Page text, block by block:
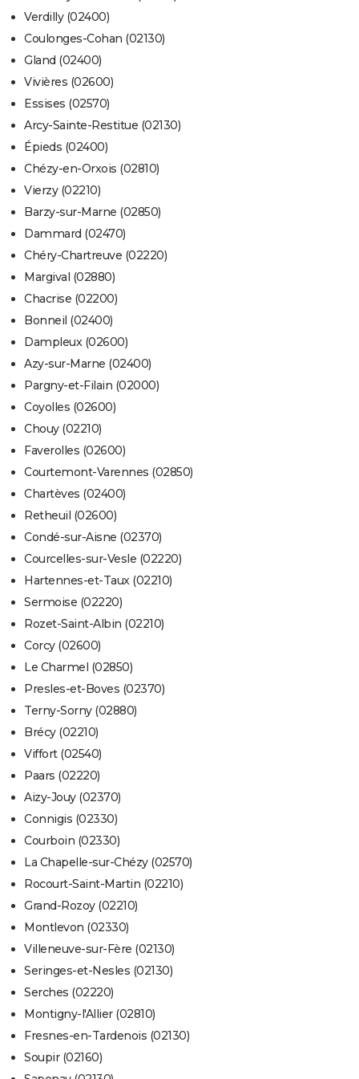
Verdilly (02400)
Coulonges-Cohan (02130)
Gland (02400)
Vivières (02600)
Essises (02570)
Arcy-Sainte-Restitue (02130)
Épieds (02400)
Chézy-en-Orxois (02810)
Vierzy (02210)
Barzy-sur-Marne (02850)
Dammard (02470)
Chéry-Chartreuve (02220)
Margival (02880)
Chacrise (02200)
Bonneil (02400)
Dampleux (02600)
Azy-sur-Marne (02400)
Pargny-et-Filain (02000)
Coyolles (02600)
Chouy (02210)
Faverolles (02600)
Courtemont-Varennes (02850)
Chartèves (02400)
Retheuil (02600)
Condé-sur-Aisne (02370)
Courcelles-sur-Vesle (02220)
Hartennes-et-Taux (02210)
Sermoise (02220)
Rozet-Saint-Albin (02210)
Corcy (02600)
Le Charmel (02850)
Presles-et-Boves (02370)
Terny-Sorny (02880)
Brécy (02210)
Viffort (02540)
Paars (02220)
Aizy-Jouy (02370)
Connigis (02330)
Courboin (02330)
La Chapelle-sur-Chézy (02570)
Rocourt-Saint-Martin (02210)
Grand-Rozoy (02210)
Montlevon (02330)
Villeneuve-sur-Fère (02130)
Seringes-et-Nesles (02130)
Serches (02220)
Montigny-l'Allier (02810)
Fresnes-en-Tardenois (02130)
Soupir (02160)